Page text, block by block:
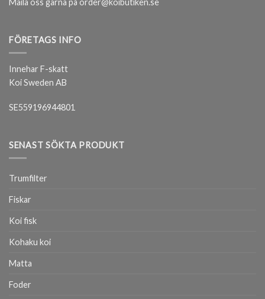
Maila oss gärna på order@koibutiken.se
FÖRETAGS INFO
Innehar F-skatt
Koi Sweden AB
SE559196944801
SENAST SÖKTA PRODUKT
Trumfilter
Fiskar
Koi fisk
Kohaku koi
Matta
Foder